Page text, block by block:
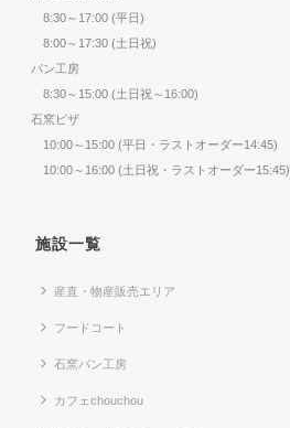
8:30～17:00 (平日)
8:00～17:30 (土日祝)
パン工房
8:30～15:00 (土日祝～16:00)
石窯ピザ
10:00～15:00 (平日・ラストオーダー14:45)
10:00～16:00 (土日祝・ラストオーダー15:45)
施設一覧
産直・物産販売エリア
フードコート
石窯パン工房
カフェchouchou